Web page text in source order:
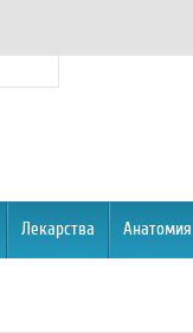
Лекарства Анатомия